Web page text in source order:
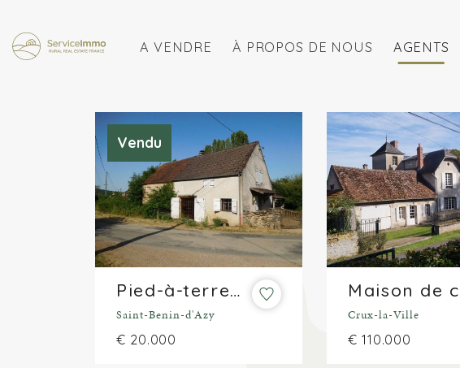
A VENDRE À PROPOS DE NOUS AGENTS
Vendu
Pied-à-terre en pleine campagne
Saint-Benin-d'Azy
€ 20.000
Crux-la-Ville
€ 110.000